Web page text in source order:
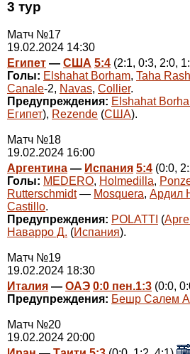
3 тур
Матч №17
19.02.2024 14:30
Египет — США 5:4 (2:1, 0:3, 2:0,
Голы: Elshahat Borham, Taha
Canale-2, Navas, Collier.
Предупреждения: Elshahat
Египет), Rezende (США).
Матч №18
19.02.2024 16:00
Аргентина — Испания 5:4 (0:0,
Голы: MEDERO, Holmedilla,
Rutterschmidt— Mosquera, Ардил
Castillo.
Предупреждения: POLATTI (
Наварро Д. (Испания).
Матч №19
19.02.2024 18:30
Италия — ОАЭ 0:0 пен.1:3 (0:0,
Предупреждения: Бешр Салем
Матч №20
19.02.2024 20:00